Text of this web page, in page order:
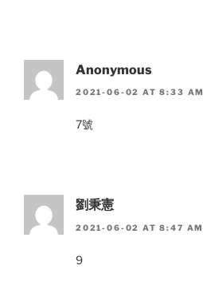
Anonymous
2021-06-02 AT 8:33 AM
7號
劉秉憲
2021-06-02 AT 8:47 AM
9